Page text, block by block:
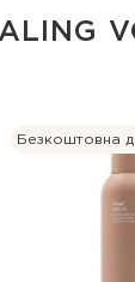
Безкоштовна